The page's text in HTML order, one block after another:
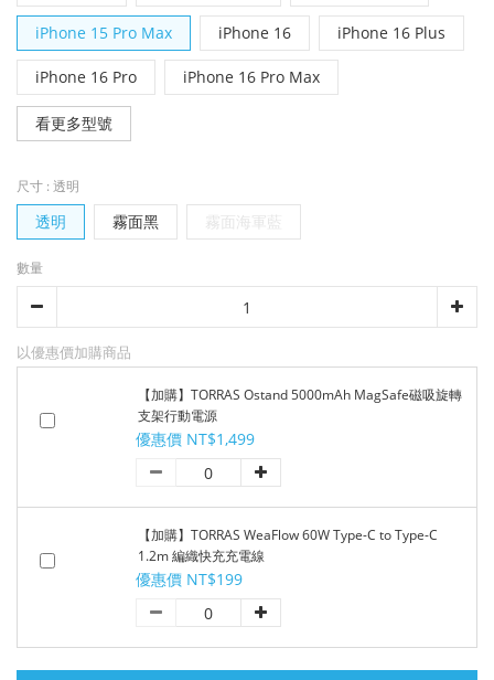
iPhone 15 Pro Max iPhone 16 iPhone 16 Plus
iPhone 16 Pro iPhone 16 Pro Max
看更多型號
尺寸 : 透明
透明 霧面黑 霧面海軍藍
數量
以優惠價加購商品
【加購】TORRAS Ostand 5000mAh MagSafe磁吸旋轉
支架行動電源
優惠價 NT$1,499
【加購】TORRAS WeaFlow 60W Type-C to Type-C
1.2m 編織快充充電線
優惠價 NT$199